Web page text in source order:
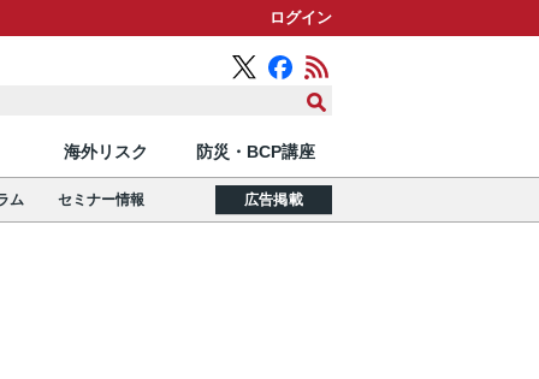
ログイン
海外リスク 防災・BCP講座
ム セミナー情報 広告掲載